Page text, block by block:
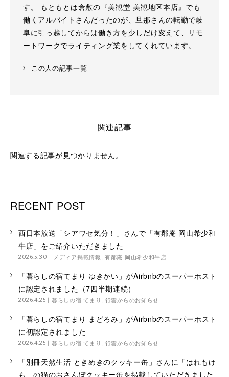
す。 もともとは倉敷の『美観堂 美観地区本店』でも
働くアルバイトさんだったのが、旦那さんの転勤で岐
阜に引っ越してからは働き方を少しだけ変えて、リモ
ートワークでライティング業をしてくれています。
この人の記事一覧
関連記事
関連する記事が見つかりません。
RECENT POST
西日本放送「シアワセ気分！」さんで「有鄰庵 岡山希少和
牛店」をご紹介いただきました
2026.5.30 メディア掲載情報,有鄰庵 岡山希少和牛店
「暮らしの宿てまり ゆきかい」がAirbnbのスーパーホスト
に認定されました（7四半期連続）
2026.4.25 暮らしの宿 てまり , 行雲からのお知らせ
「暮らしの宿てまり まどろみ」がAirbnbのスーパーホスト
に初認定されました
2026.4.25 暮らしの宿 てまり , 行雲からのお知らせ
「別冊天然生活 ときめきのクッキー缶」さんに「はれもけ
も」の猫のおさんぽクッキー缶を掲載していただきました